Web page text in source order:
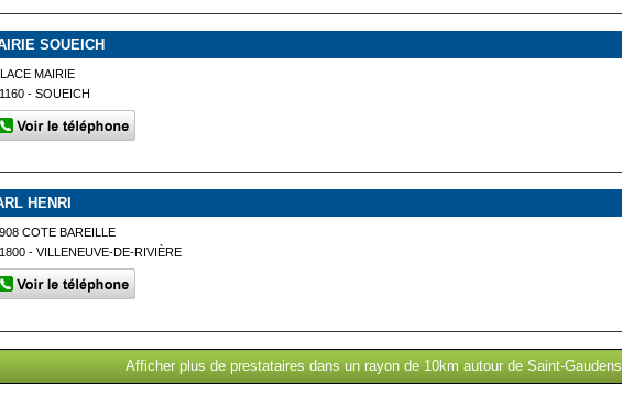
SOUEICH
MAIRIE
- SOUEICH
HENRI
COTE BAREILLE
- VILLENEUVE-DE-RIVIÈRE
Afficher plus de prestataires dans un rayon de 10km autour de Saint-Gaudens